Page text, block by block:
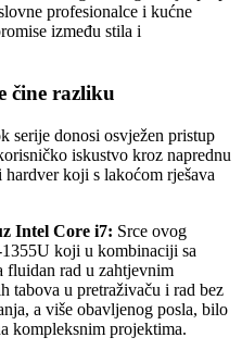
profesionalce i kućne
između stila i
čine razliku
serije donosi osvježen pristup
iskustvo kroz naprednu
koji s lakoćom rješava
Intel Core i7: Srce ovog
koji u kombinaciji sa
rad u zahtjevnim
tabova u pretraživaču i rad bez
a više obavljenog posla, bilo
kompleksnim projektima.